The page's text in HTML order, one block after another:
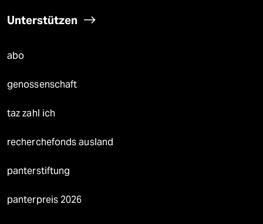
Unterstützen
abo
genossenschaft
taz zahl ich
recherchefonds ausland
panterstiftung
panterpreis 2026